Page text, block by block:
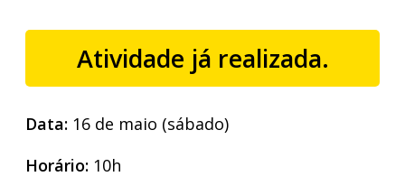
Atividade já realizada.
Data: 16 de maio (sábado)
Horário: 10h